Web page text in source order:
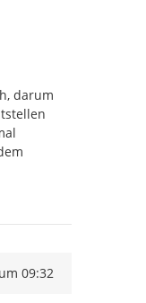
darum
Erstellens
Erstellens
09:32Zur Äußerung